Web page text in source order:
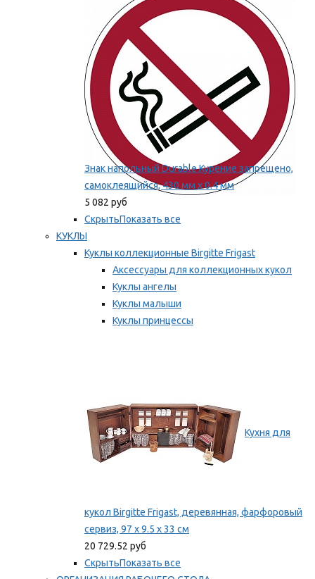
Мы рекомендуем
Знак напольный Durable Курение запрещено,
самоклеящийся, 430 мм х 0.4 мм
5 082 руб
СкрытьПоказать все
КУКЛЫ
Куклы коллекционные Birgitte Frigast
Аксессуары для коллекционных кукол
Куклы ангелы
Куклы малыши
Куклы принцессы
Кухня для
кукол Birgitte Frigast, деревянная, фарфоровый
сервиз, 97 x 9.5 x 33 см
20 729.52 руб
СкрытьПоказать все